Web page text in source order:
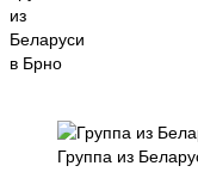
Группа из